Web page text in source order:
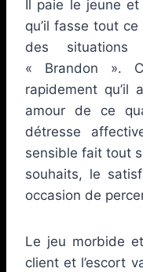
Il paie le jeune
qu’il fasse tout ce
des
« Brandon ».
rapidement qu’il
amour de ce
détresse
sensible fait tout
souhaits, le
occasion de
Le jeu morbide
client et l’escort